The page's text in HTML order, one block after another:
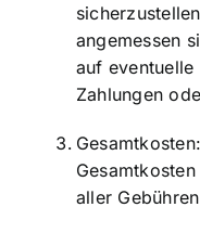
angemessen
auf
Zahlungen
aller